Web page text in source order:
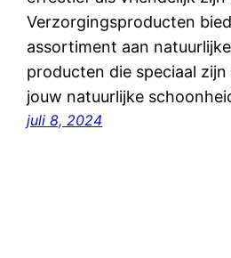
Verzorgingsproducten
assortiment aan
producten die speciaal
jouw natuurlijke
juli 8, 2024